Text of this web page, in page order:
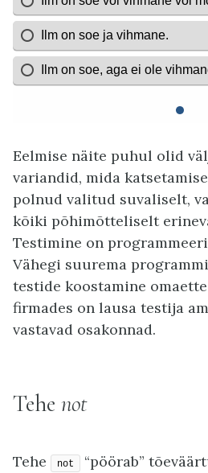
Eelmise näite puhul olid
variandid, mida
polnud valitud suvaliselt,
kõiki põhimõtteliselt
Testimine on
Vähegi suurema
testide koostamine
firmades on lausa testija
vastavad osakonnad.
Tehe not
Tehe not
“pöörab”